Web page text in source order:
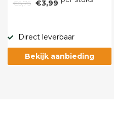
€5,75 €3,99
Direct leverbaar
Bekijk aanbieding